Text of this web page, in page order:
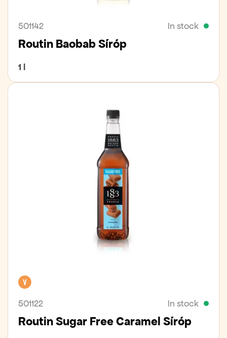
501142 In stock
Routin Baobab Síróp
1 l
501122 In stock
Routin Sugar Free Caramel Síróp